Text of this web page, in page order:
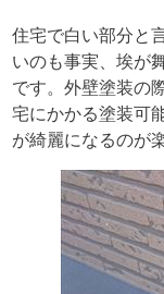
住宅で白い部分と
いのも事実、埃が
です。外壁塗装の
宅にかかる塗装可
が綺麗になるのが